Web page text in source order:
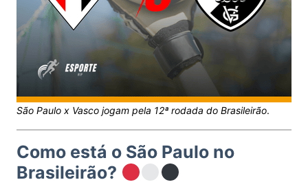
São Paulo x Vasco jogam pela 12ª rodada do Brasileirão.
Como está o São Paulo no
Brasileirão?